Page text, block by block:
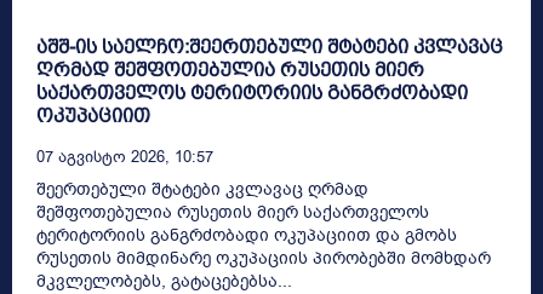
აშშ-ის საელჩო:შეერთებული შტატები კვლავაც
ღრმად შეშფოთებულია რუსეთის მიერ
საქართველოს ტერიტორიის განგრძობადი
ოკუპაციით
07 Აგვისტო 2026, 10:57
შეერთებული შტატები კვლავაც ღრმად
შეშფოთებულია რუსეთის მიერ საქართველოს
ტერიტორიის განგრძობადი ოკუპაციით და გმობს
რუსეთის მიმდინარე ოკუპაციის პირობებში მომხდარ
მკვლელობებს, გატაცებებსა...